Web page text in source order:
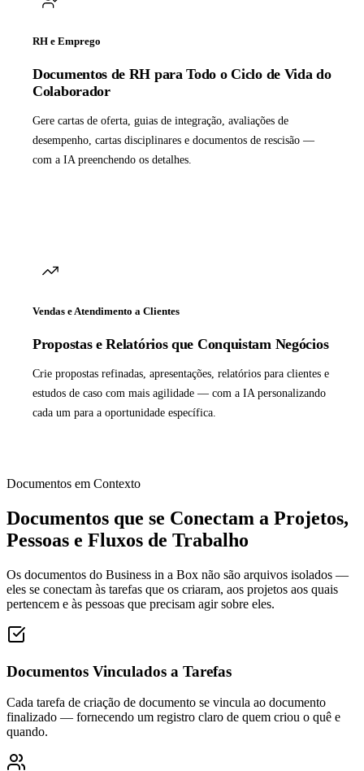
RH e Emprego
Documentos de RH para Todo o Ciclo de Vida do
Colaborador
Gere cartas de oferta, guias de integração, avaliações de
desempenho, cartas disciplinares e documentos de rescisão —
com a IA preenchendo os detalhes.
Vendas e Atendimento a Clientes
Propostas e Relatórios que Conquistam Negócios
Crie propostas refinadas, apresentações, relatórios para clientes e
estudos de caso com mais agilidade — com a IA personalizando
cada um para a oportunidade específica.
Documentos em Contexto
Documentos que se Conectam a Projetos,
Pessoas e Fluxos de Trabalho
Os documentos do Business in a Box não são arquivos isolados —
eles se conectam às tarefas que os criaram, aos projetos aos quais
pertencem e às pessoas que precisam agir sobre eles.
Documentos Vinculados a Tarefas
Cada tarefa de criação de documento se vincula ao documento
finalizado — fornecendo um registro claro de quem criou o quê e
quando.